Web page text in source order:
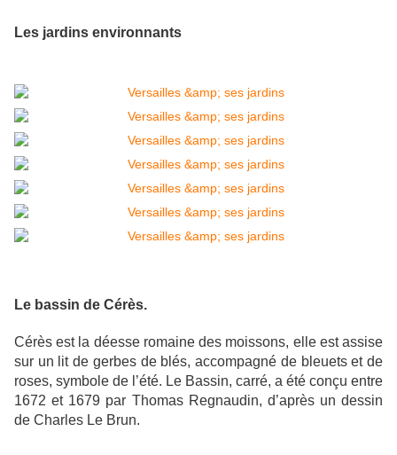
Les jardins environnants
Le bassin de Cérès.
Cérès est la déesse romaine des moissons, elle est assise
sur un lit de gerbes de blés, accompagné de bleuets et de
roses, symbole de l’été. Le Bassin, carré, a été conçu entre
1672 et 1679 par Thomas Regnaudin, d’après un dessin
de Charles Le Brun.